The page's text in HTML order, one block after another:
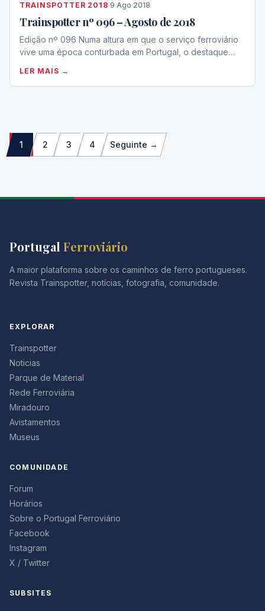
TRAINSPOTTER 2018·9 Ago 2018
Trainspotter nº 096 – Agosto de 2018
Edição nº 096 Numa altura em que o serviço ferroviário
vive uma época conturbada em Portugal, o destaque…
LER MAIS →
Paginação
dos
1 2 3 4 Seguinte →
Portugal Ferroviário
A maior plataforma sobre os caminhos de ferro portugueses.
Revista Trainspotter, notícias, fotografia, comunidade.
EXPLORAR
Trainspotter
Noticias
Parque de Material
Rede Ferroviária
Miradouro
Avistamentos
Museus
COMUNIDADE
Forum
Horários
Sobre o Portugal Ferroviário
Facebook
Instagram
X / Twitter
SUBSITES